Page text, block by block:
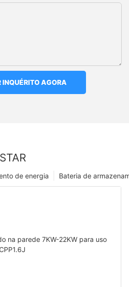
INQUÉRITO AGORA
Bateria de
de energia